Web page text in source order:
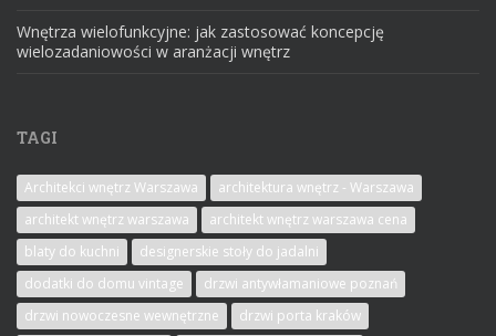
Wnętrza wielofunkcyjne: jak zastosować koncepcję
wielozadaniowości w aranżacji wnętrz
TAGI
Architekci wnętrz Warszawa
architektura wnętrz - Warszawa
architekt wnętrz warszawa
architekt wnętrz warszawa cena
blaty do kuchni
designerskie stoły do jadalni
dodatki do domu vintage
drzwi antywłamaniowe poznań
drzwi nowoczesne wewnętrzne
drzwi porta kraków